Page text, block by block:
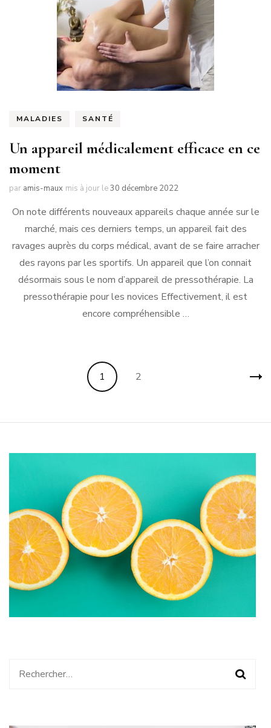
MALADIES SANTÉ
Un appareil médicalement efficace en ce
moment
par amis-maux mis à jour le30 décembre 2022
On note différents nouveaux appareils chaque année sur le
marché, mais ces derniers temps, un appareil fait des
ravages auprès du corps médical, avant de se faire arracher
des rayons par les sportifs. Un appareil que l’on connait
désormais sous le nom d’appareil de pressothérapie. La
pressothérapie pour les novices Effectivement, il est
encore compréhensible …
Page
1 Page
2
Rechercher :